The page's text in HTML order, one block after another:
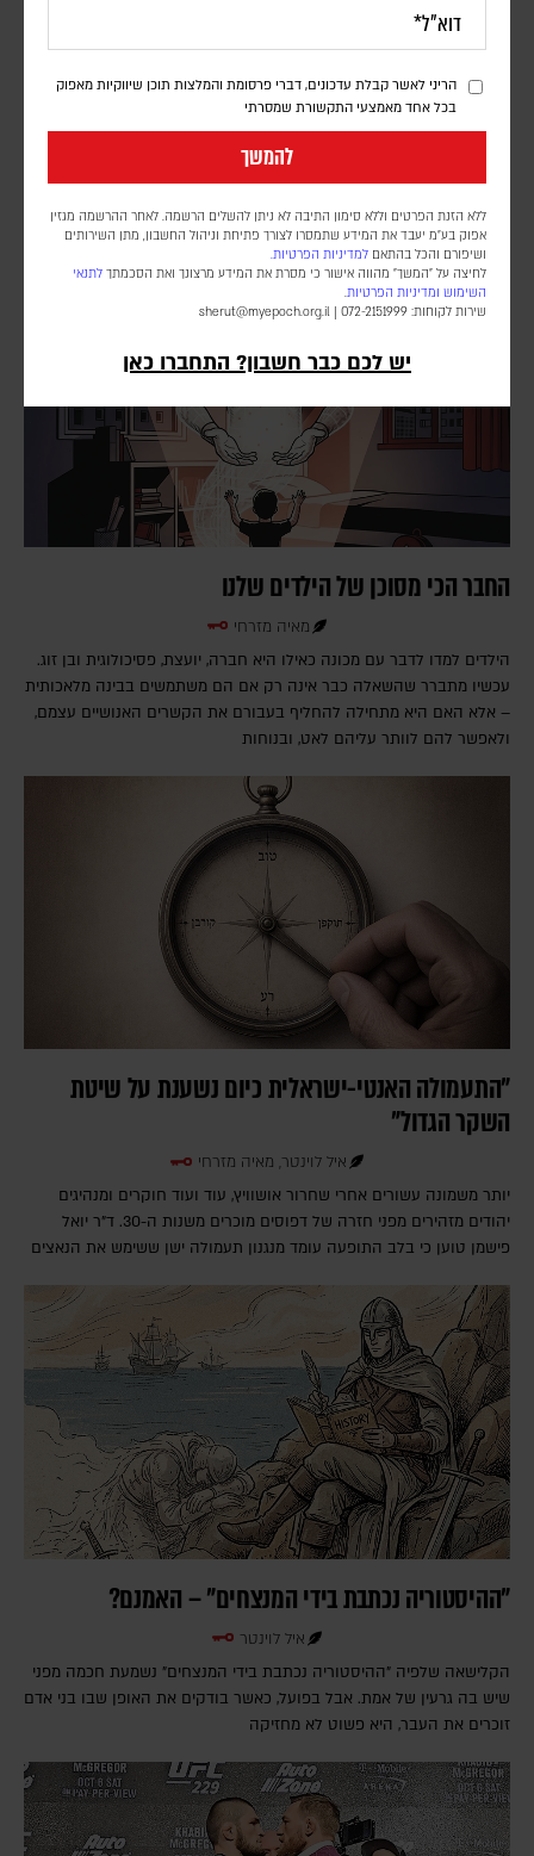
הריני לאשר קבלת עדכונים, דברי פרסומת והמלצות תוכן שיווקיות מאפוק
בכל אחד מאמצעי התקשורת שמסרתי
להמשך
ללא הזנת הפרטים וללא סימון התיבה לא ניתן להשלים הרשמה. לאחר ההרשמה מגזין
אפוק בע״מ יעבד את המידע שתמסרו לצורך פתיחת וניהול החשבון, מתן השירותים
ושיפורם והכל בהתאם למדיניות הפרטיות.
לחיצה על "המשך" מהווה אישור כי מסרת את המידע מרצונך ואת הסכמתך לתנאי
השימוש ומדיניות הפרטיות.
שירות לקוחות: 072-2151999 |
sherut@myepoch.org.il
יש לכם כבר חשבון? התחברו כאן
העין הרואה והחלון השבור: כיצד הסביבה מעצבת את
המצפון שלנו
עידו פוקס
מניסוי חדר הקפה באוניברסיטת ניוקאסל ועד תיאוריית החלונות השבורים:
מתברר כי למרחב הפיזי שסביבנו יש השפעה על ההחלטות המוסריות
שאנו מקבלים
החבר הכי מסוכן של הילדים שלנו
מאיה מזרחי
הילדים למדו לדבר עם מכונה כאילו היא חברה, יועצת, פסיכולוגית ובן זוג.
עכשיו מתברר שהשאלה כבר אינה רק אם הם משתמשים בבינה מלאכותית
– אלא האם היא מתחילה להחליף בעבורם את הקשרים האנושיים עצמם,
ולאפשר להם לוותר עליהם לאט, ובנוחות
"התעמולה האנטי-ישראלית כיום נשענת על שיטת
השקר הגדול"
איל לוינטר, מאיה מזרחי
יותר משמונה עשורים אחרי שחרור אושוויץ, עוד ועוד חוקרים ומנהיגים
יהודים מזהירים מפני חזרה של דפוסים מוכרים משנות ה-30. ד"ר יואל
פישמן טוען כי בלב התופעה עומד מנגנון תעמולה ישן ששימש את הנאצים
"ההיסטוריה נכתבת בידי המנצחים" – האמנם?
איל לוינטר
הקלישאה שלפיה "ההיסטוריה נכתבת בידי המנצחים" נשמעת חכמה מפני
שיש בה גרעין של אמת. אבל בפועל, כאשר בודקים את האופן שבו בני אדם
זוכרים את העבר, היא פשוט לא מחזיקה